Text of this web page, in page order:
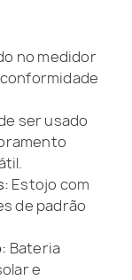
no medidor
conformidade
ser usado
Estojo com
de padrão
Bateria
e